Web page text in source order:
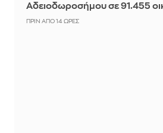
Αδειοδωροσήμου σε 91.455
ΠΡΙΝ ΑΠΌ 14 ΏΡΕΣ